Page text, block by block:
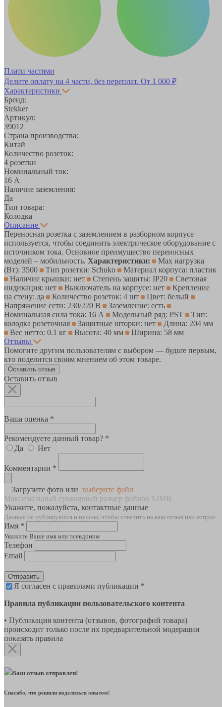
Плати частями
Делите оплату на 4 части, без переплат. От 1 000 ₽
Характеристики
Бренд:
Stekker
Артикул:
39012
Страна производства:
Китай
Количество розеток:
4 розетки
Номинальный ток:
16 А
Наличие заземления:
Да
Тип товара:
Колодка
Описание
Переносная розетка с заземлением в разборном корпусе
используется, чтобы соединить электрическое оборудование с
источником тока. Основное преимущество переносных
моделей – мобильность. Характеристики:
Max нагрузка
(Вт): 3500
Тип розетки: Schuko
Материал корпуса: пластик
Наличие крышки: нет
Степень защиты: IP20
Световая
индикация: нет
Выключатель на корпусе: нет
Крепление
на стену: да
Количество розеток: 4 шт
Цвет: белый
Напряжение сети: 230/220 В
Заземление: есть
Номинальная сила тока: 16 А
Модельный ряд: PST
Тип:
колодка розеточная
Защитные шторки: нет
Длина: 204 мм
Вес нетто: 0.1 кг
Высота: 40 мм
Ширина: 58 мм
Отзывы
Помогите другим пользователям с выбором — будьте первым,
кто поделится своим мнением об этом товаре.
Оставить отзыв
Оставить отзыв
Ваша оценка *
Рекомендуете данный товар? *
Да
Нет
Комментарии *
Загрузите фото или выберите файл
Максимальный суммарный размер файлов 12MB
Укажите, пожалуйста, контактные данные
Данные не публикуются и нужны, чтобы ответить на ваш отзыв или вопрос
Имя *
Укажите Ваше имя или псевдоним
Телефон
Email
Отправить
Я согласен с правилами публикации *
Правила публикации пользовательского контента
• Публикация контента (отзывов, фотографий товара)
происходит только после их предварительной модерации
показать правила
Ваш отзыв отправлен!
Спасибо, что решили поделиться опытом!